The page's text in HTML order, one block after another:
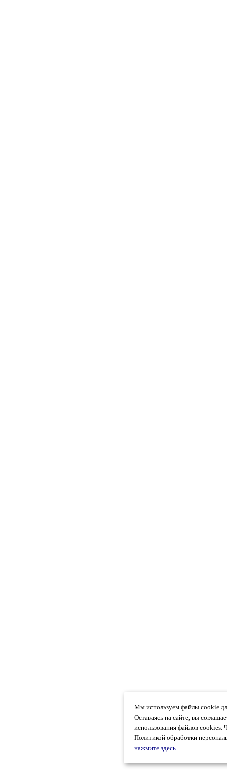
Мы используем файлы cookie
Оставаясь на сайте, вы
использования файлов cookies.
Политикой обработки
нажмите здесь.